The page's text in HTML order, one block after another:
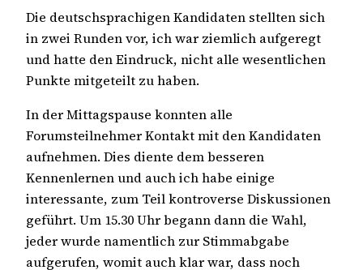
Die deutschsprachigen Kandidaten stellten sich
in zwei Runden vor, ich war ziemlich aufgeregt
und hatte den Eindruck, nicht alle wesentlichen
Punkte mitgeteilt zu haben.
In der Mittagspause konnten alle
Forumsteilnehmer Kontakt mit den Kandidaten
aufnehmen. Dies diente dem besseren
Kennenlernen und auch ich habe einige
interessante, zum Teil kontroverse Diskussionen
geführt. Um 15.30 Uhr begann dann die Wahl,
jeder wurde namentlich zur Stimmabgabe
aufgerufen, womit auch klar war, dass noch